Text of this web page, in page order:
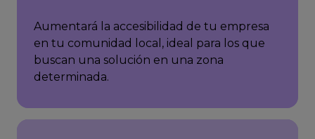
Aumentará la accesibilidad de tu empresa
en tu comunidad local, ideal para los que
buscan una solución en una zona
determinada.